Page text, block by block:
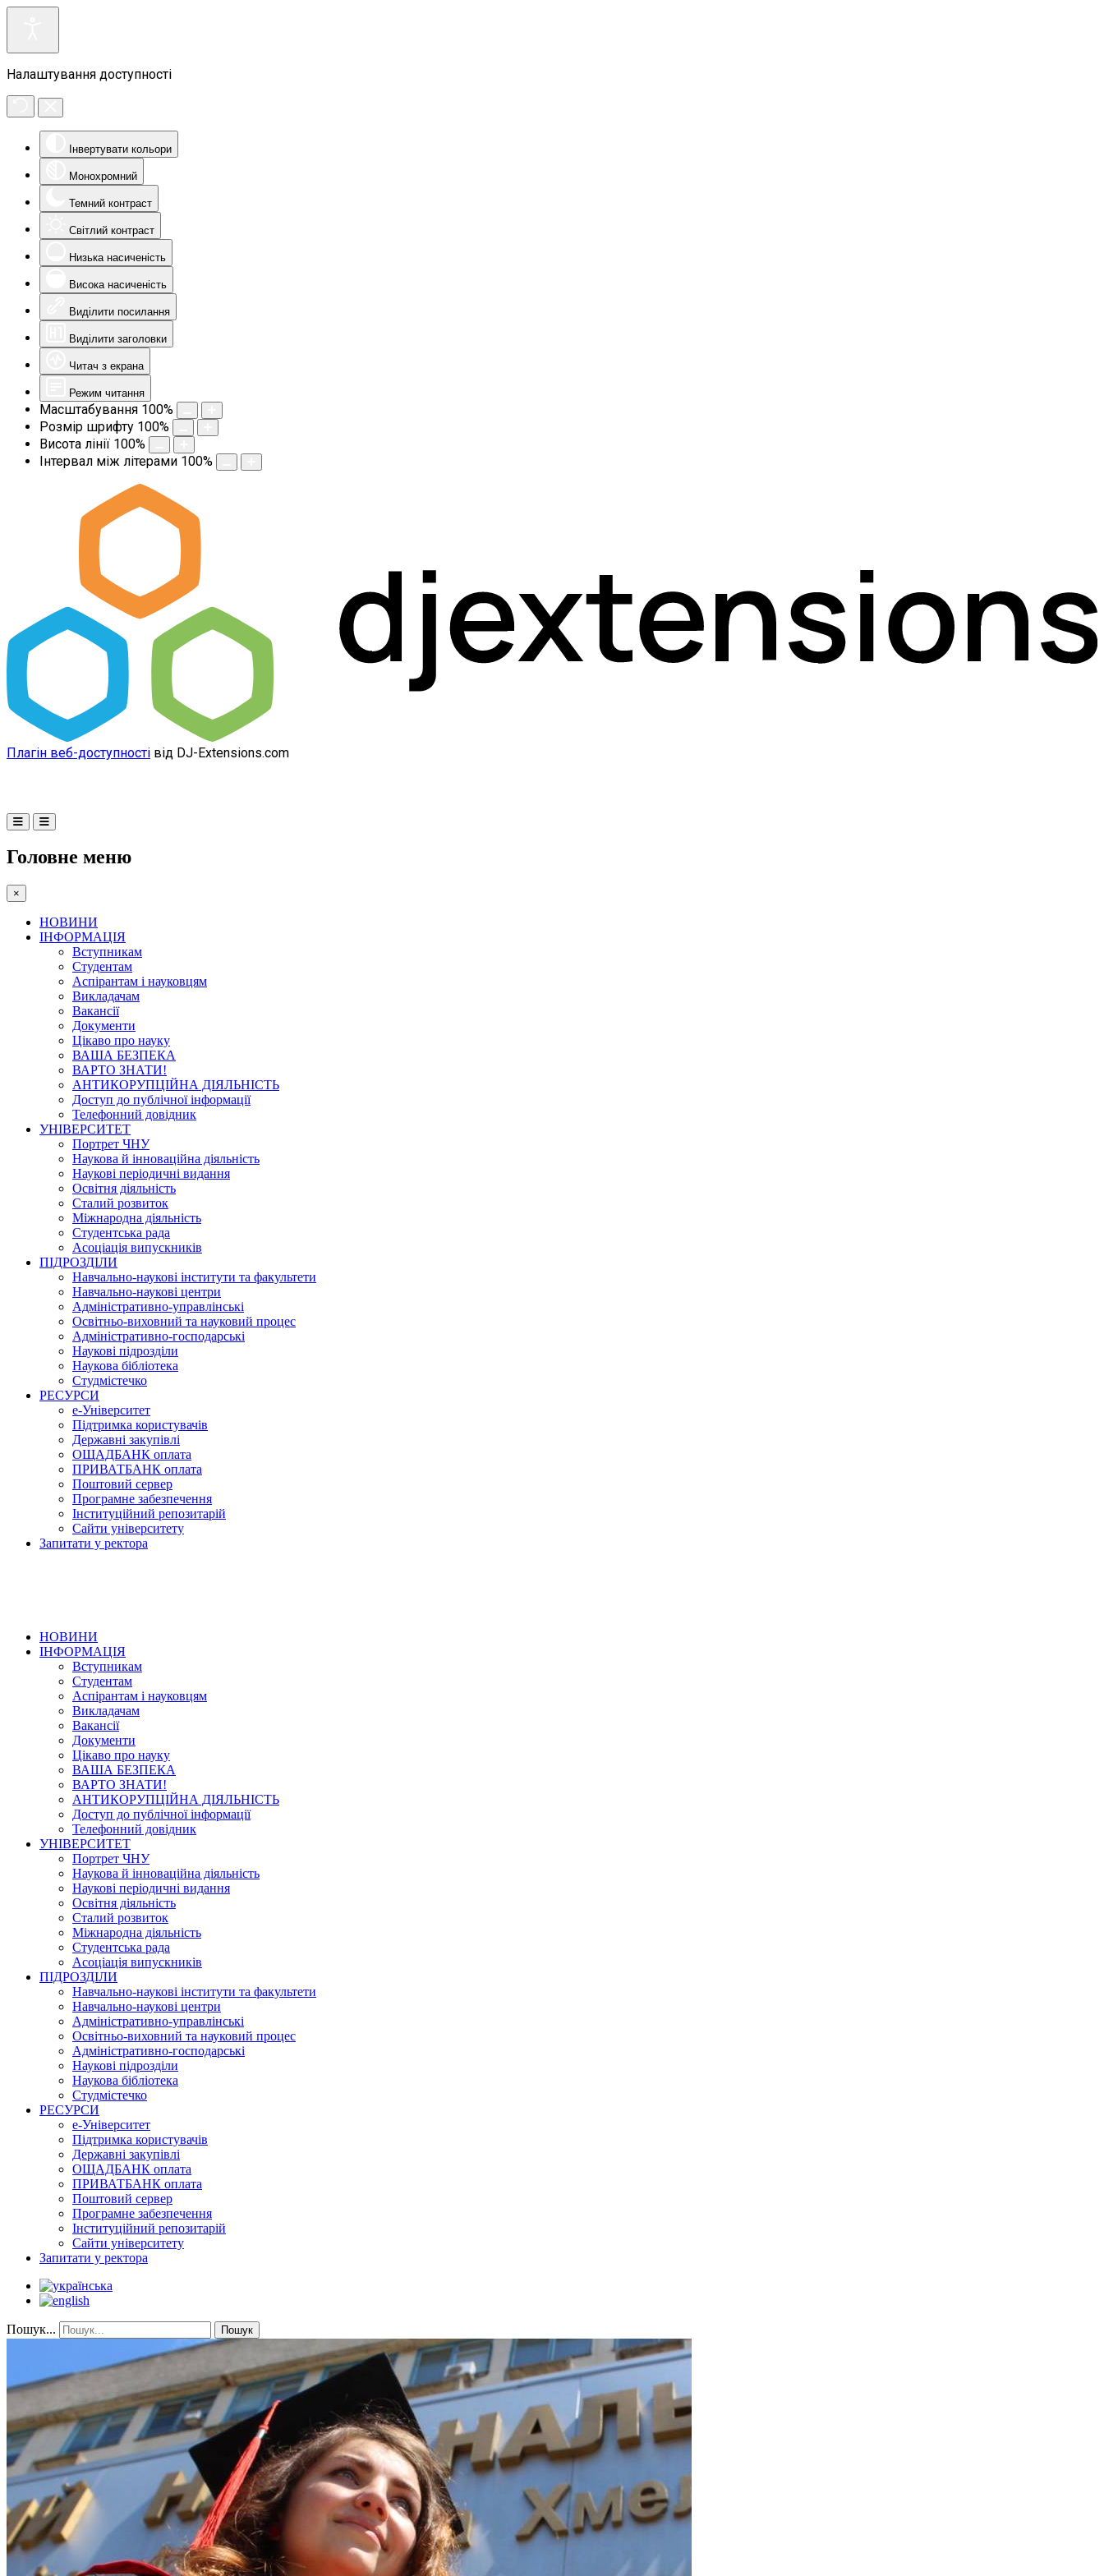
Налаштування доступності
Інвертувати кольори
Монохромний
Темний контраст
Світлий контраст
Низька насиченість
Висока насиченість
Виділити посилання
Виділити заголовки
Читач з екрана
Режим читання
Масштабування 100%
Розмір шрифту 100%
Висота лінії 100%
Інтервал між літерами 100%
Плагін веб-доступності від DJ-Extensions.com
Головне меню
×
НОВИНИ
ІНФОРМАЦІЯ
Вступникам
Студентам
Аспірантам і науковцям
Викладачам
Вакансії
Документи
Цікаво про науку
ВАША БЕЗПЕКА
ВАРТО ЗНАТИ!
АНТИКОРУПЦІЙНА ДІЯЛЬНІСТЬ
Доступ до публічної інформації
Телефонний довідник
УНІВЕРСИТЕТ
Портрет ЧНУ
Наукова й інноваційна діяльність
Наукові періодичні видання
Освітня діяльність
Сталий розвиток
Міжнародна діяльність
Студентська рада
Асоціація випускників
ПІДРОЗДІЛИ
Навчально-наукові інститути та факультети
Навчально-наукові центри
Адміністративно-управлінські
Освітньо-виховний та науковий процес
Адміністративно-господарські
Наукові підрозділи
Наукова бібліотека
Студмістечко
РЕСУРСИ
е-Університет
Підтримка користувачів
Державні закупівлі
ОЩАДБАНК оплата
ПРИВАТБАНК оплата
Поштовий сервер
Програмне забезпечення
Інституційний репозитарій
Сайти університету
Запитати у ректора
НОВИНИ
ІНФОРМАЦІЯ
Вступникам
Студентам
Аспірантам і науковцям
Викладачам
Вакансії
Документи
Цікаво про науку
ВАША БЕЗПЕКА
ВАРТО ЗНАТИ!
АНТИКОРУПЦІЙНА ДІЯЛЬНІСТЬ
Доступ до публічної інформації
Телефонний довідник
УНІВЕРСИТЕТ
Портрет ЧНУ
Наукова й інноваційна діяльність
Наукові періодичні видання
Освітня діяльність
Сталий розвиток
Міжнародна діяльність
Студентська рада
Асоціація випускників
ПІДРОЗДІЛИ
Навчально-наукові інститути та факультети
Навчально-наукові центри
Адміністративно-управлінські
Освітньо-виховний та науковий процес
Адміністративно-господарські
Наукові підрозділи
Наукова бібліотека
Студмістечко
РЕСУРСИ
е-Університет
Підтримка користувачів
Державні закупівлі
ОЩАДБАНК оплата
ПРИВАТБАНК оплата
Поштовий сервер
Програмне забезпечення
Інституційний репозитарій
Сайти університету
Запитати у ректора
Пошук... Пошук